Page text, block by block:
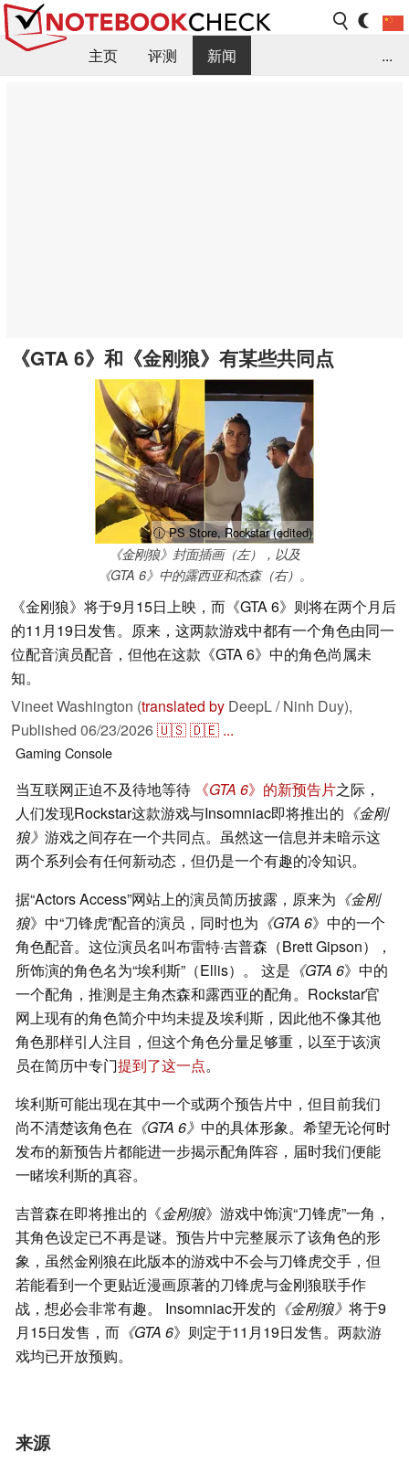
主页 评测
新闻
...
《GTA 6》和《金刚狼》有某些共同点
ⓘ PS Store, Rockstar (edited)
《金刚狼》封面插画（左），以及
《GTA 6》中的露西亚和杰森（右）。
《金刚狼》将于9月15日上映，而《GTA 6》则将在两个月后
的11月19日发售。原来，这两款游戏中都有一个角色由同一
位配音演员配音，但他在这款《GTA 6》中的角色尚属未
知。
Vineet Washington (translated by DeepL / Ninh Duy),
Published 06/23/2026🇺🇸🇩🇪 ...
Gaming Console
当互联网正迫不及待地等待 《GTA 6》的新预告片之际，
人们发现Rockstar这款游戏与Insomniac即将推出的 《金刚
狼》 游戏之间存在一个共同点。虽然这一信息并未暗示这
两个系列会有任何新动态，但仍是一个有趣的冷知识。
据“Actors Access”网站上的演员简历披露，原来为 《金刚
狼》中“刀锋虎”配音的演员，同时也为 《GTA 6》中的一个
角色配音。这位演员名叫布雷特·吉普森（Brett Gipson），
所饰演的角色名为“埃利斯”（Ellis）。 这是 《GTA 6》中的
一个配角，推测是主角杰森和露西亚的配角。Rockstar官
网上现有的角色简介中均未提及埃利斯，因此他不像其他
角色那样引人注目，但这个角色分量足够重，以至于该演
员在简历中专门提到了这一点。
埃利斯可能出现在其中一个或两个预告片中，但目前我们
尚不清楚该角色在 《GTA 6》 中的具体形象。希望无论何时
发布的新预告片都能进一步揭示配角阵容，届时我们便能
一睹埃利斯的真容。
吉普森在即将推出的《金刚狼》游戏中饰演“刀锋虎”一角，
其角色设定已不再是谜。预告片中完整展示了该角色的形
象，虽然金刚狼在此版本的游戏中不会与刀锋虎交手，但
若能看到一个更贴近漫画原著的刀锋虎与金刚狼联手作
战，想必会非常有趣。 Insomniac开发的 《金刚狼》 将于9
月15日发售，而 《GTA 6》则定于11月19日发售。两款游
戏均已开放预购。
来源